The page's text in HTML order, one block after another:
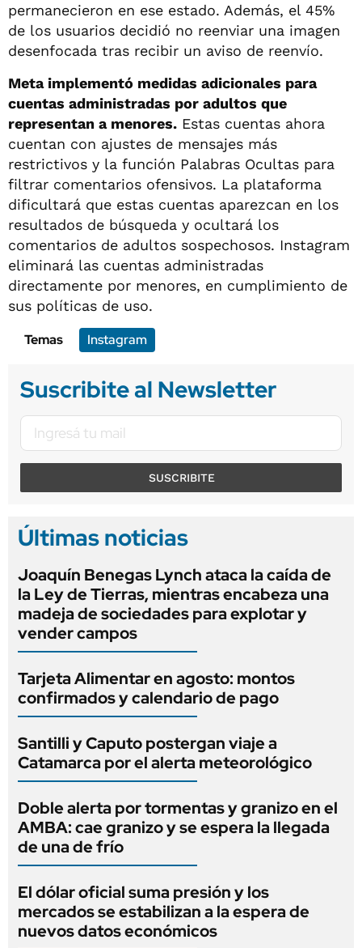
permanecieron en ese estado. Además, el 45%
de los usuarios decidió no reenviar una imagen
desenfocada tras recibir un aviso de reenvío.
Meta implementó medidas adicionales para
cuentas administradas por adultos que
representan a menores. Estas cuentas ahora
cuentan con ajustes de mensajes más
restrictivos y la función Palabras Ocultas para
filtrar comentarios ofensivos. La plataforma
dificultará que estas cuentas aparezcan en los
resultados de búsqueda y ocultará los
comentarios de adultos sospechosos. Instagram
eliminará las cuentas administradas
directamente por menores, en cumplimiento de
sus políticas de uso.
Temas
Instagram
Suscribite al Newsletter
SUSCRIBITE
Últimas noticias
Joaquín Benegas Lynch ataca la caída de
la Ley de Tierras, mientras encabeza una
madeja de sociedades para explotar y
vender campos
Tarjeta Alimentar en agosto: montos
confirmados y calendario de pago
Santilli y Caputo postergan viaje a
Catamarca por el alerta meteorológico
Doble alerta por tormentas y granizo en el
AMBA: cae granizo y se espera la llegada
de una de frío
El dólar oficial suma presión y los
mercados se estabilizan a la espera de
nuevos datos económicos